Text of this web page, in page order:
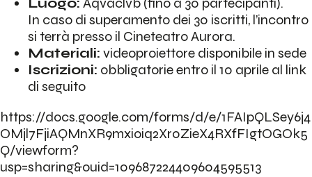
In caso di superamento dei 30 iscritti, l’incontro
si terrà presso il Cineteatro Aurora.
Materiali: videoproiettore disponibile in sede
Iscrizioni: obbligatorie entro il 10 aprile al link
di seguito
https://docs.google.com/forms/d/e/1FAIpQLSey6j4
OMjl7FjiAQMnXR9mxioiq2Xr0ZieX4RXfFIgtOGOk5
Q/viewform?
usp=sharing&ouid=109687224409604595513